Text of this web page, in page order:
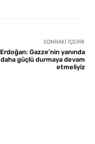
SONRAKI İÇERIK
Erdoğan: Gazze’nin yanında
daha güçlü durmaya devam
etmeliyiz